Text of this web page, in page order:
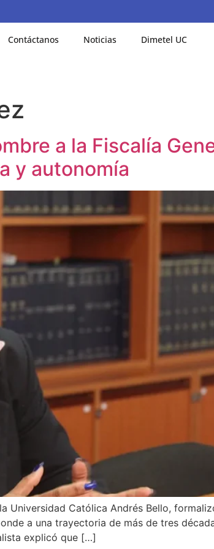
Contáctanos Noticias Dimetel UC
a la Fiscalía
y autonomía
Universidad Católica Andrés Bello,
a una trayectoria de más de tres
explicó que […]